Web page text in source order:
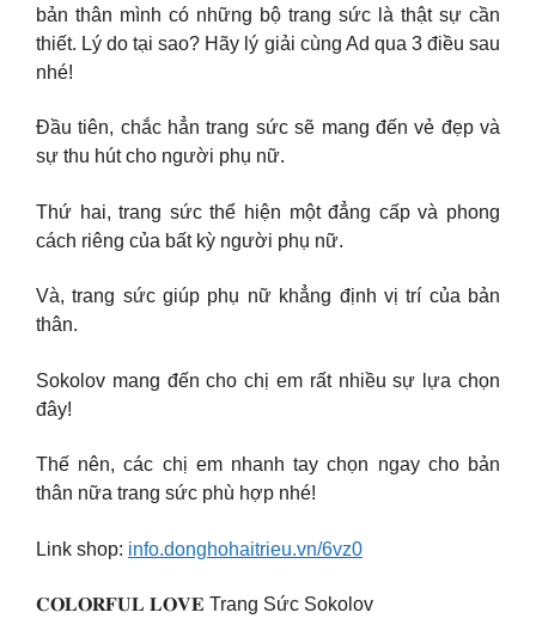
bản thân mình có những bộ trang sức là thật sự cần
thiết. Lý do tại sao? Hãy lý giải cùng Ad qua 3 điều sau
nhé!
Đầu tiên, chắc hẳn trang sức sẽ mang đến vẻ đẹp và
sự thu hút cho người phụ nữ.
Thứ hai, trang sức thể hiện một đẳng cấp và phong
cách riêng của bất kỳ người phụ nữ.
Và, trang sức giúp phụ nữ khẳng định vị trí của bản
thân.
Sokolov mang đến cho chị em rất nhiều sự lựa chọn
đây!
Thế nên, các chị em nhanh tay chọn ngay cho bản
thân nữa trang sức phù hợp nhé!
Link shop: info.donghohaitrieu.vn/6vz0
𝐂𝐎𝐋𝐎𝐑𝐅𝐔𝐋 𝐋𝐎𝐕𝐄 Trang Sức Sokolov